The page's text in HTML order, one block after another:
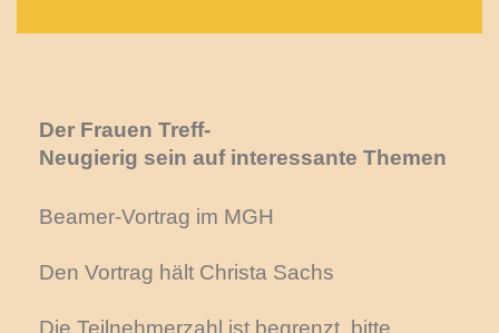
Der Frauen Treff-
Neugierig sein auf interessante Themen
Beamer-Vortrag im MGH
Den Vortrag hält Christa Sachs
Die Teilnehmerzahl ist begrenzt, bitte